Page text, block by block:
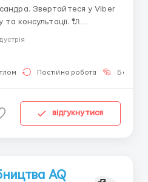
Звертайтеся у Viber
консультації. 🔌
Wiring 📍 Паневежис
та премії підвищую...
Постійна робота Без
відгукнутися
AQ